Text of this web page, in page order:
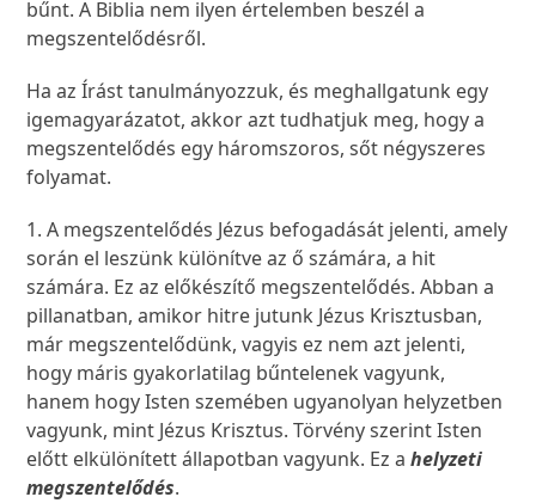
bűnt. A Biblia nem ilyen értelemben beszél a
megszentelődésről.
Ha az Írást tanulmányozzuk, és meghallgatunk egy
igemagyarázatot, akkor azt tudhatjuk meg, hogy a
megszentelődés egy háromszoros, sőt négyszeres
folyamat.
1. A megszentelődés Jézus befogadását jelenti, amely
során el leszünk különítve az ő számára, a hit
számára. Ez az előkészítő megszentelődés. Abban a
pillanatban, amikor hitre jutunk Jézus Krisztusban,
már megszentelődünk, vagyis ez nem azt jelenti,
hogy máris gyakorlatilag bűntelenek vagyunk,
hanem hogy Isten szemében ugyanolyan helyzetben
vagyunk, mint Jézus Krisztus. Törvény szerint Isten
előtt elkülönített állapotban vagyunk. Ez ahelyzeti
megszentelődés.